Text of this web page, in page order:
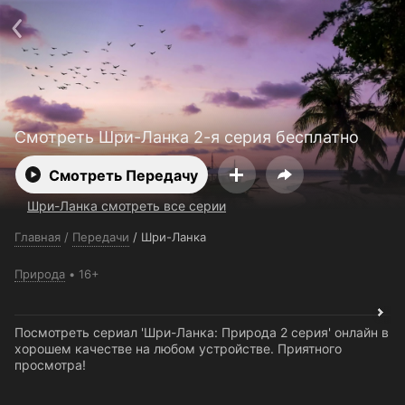
Смотреть Шри-Ланка 2-я серия бесплатно
Смотреть Передачу
Шри-Ланка смотреть все серии
Главная / Передачи / Шри-Ланка
Природа 16+
Посмотреть сериал 'Шри-Ланка: Природа 2 серия' онлайн в
хорошем качестве на любом устройстве. Приятного
просмотра!
Поддержка:
О сервисе
Пользовательское соглашение
Политика конфиденциальности
Для партнёров
Открыть приложение
Ввести промокод
Установить на ТВ
Бесплатные каналы Контакты